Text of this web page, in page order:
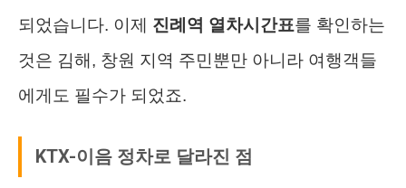
되었습니다. 이제 진례역 열차시간표를 확인하는
것은 김해, 창원 지역 주민뿐만 아니라 여행객들
에게도 필수가 되었죠.
KTX-이음 정차로 달라진 점